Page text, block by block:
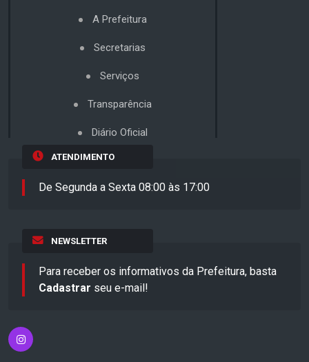
A Prefeitura
Secretarias
Serviços
Transparência
Diário Oficial
ATENDIMENTO
De Segunda a Sexta 08:00 às 17:00
NEWSLETTER
Para receber os informativos da Prefeitura, basta
Cadastrar seu e-mail!